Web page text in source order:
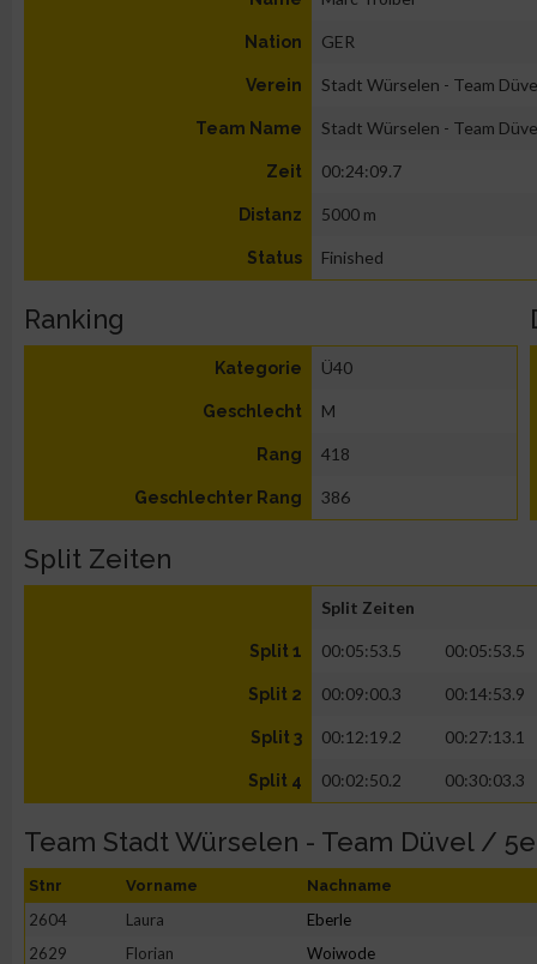
Nation GER
Verein Stadt Würselen - Team
Team Name Stadt Würselen - Team
Zeit 00:24:09.7
Distanz 5000 m
Status Finished
Ranking
Kategorie Ü40
Geschlecht M
Rang 418
Geschlechter Rang 386
Split Zeiten
Split Zeiten
Split 1 00:05:53.5 00:05:53.5
Split 2 00:09:00.3 00:14:53.9
Split 3 00:12:19.2 00:27:13.1
Split 4 00:02:50.2 00:30:03.3
Team Stadt Würselen - Team Düvel /
Stnr Vorname Nachname
2604 Laura Eberle
2629
Florian Woiwode